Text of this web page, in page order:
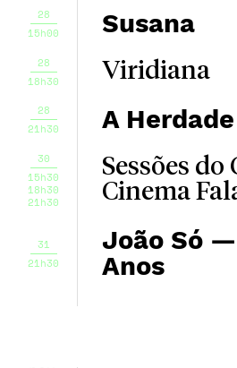
28
15h00
Susana
28
18h30
Viridiana
28
21h30
A Herdade
30
15h30
18h30
21h30
Sessões
Cinema
31
21h30
João Só —
Anos